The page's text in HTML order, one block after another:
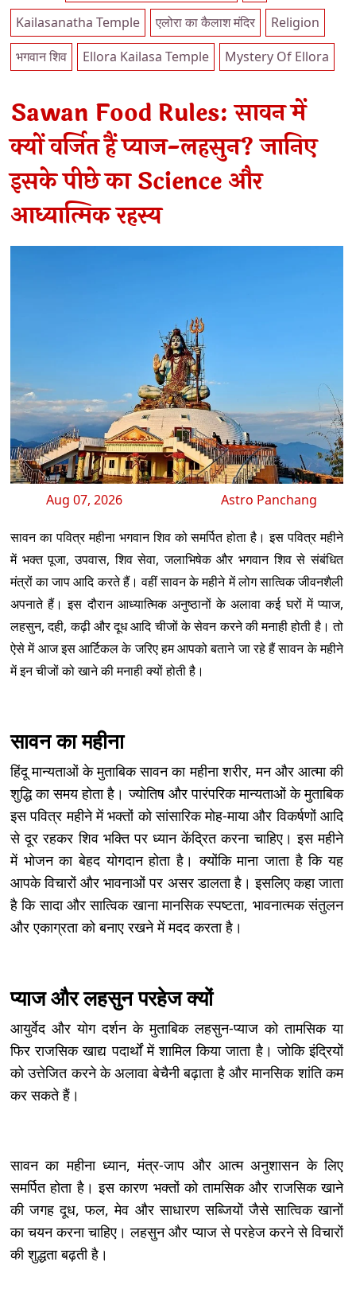
Kailasanatha Temple एलोरा का कैलाश मंदिर
Religion
भगवान शिव
Ellora Kailasa Temple Mystery Of Ellora
Sawan Food Rules: सावन में
क्यों वर्जित हैं प्याज-लहसुन? जानिए
इसके पीछे का Science और
आध्यात्मिक रहस्य
Aug 07, 2026 Astro Panchang
सावन का पवित्र महीना भगवान शिव को समर्पित होता है। इस पवित्र महीने
में भक्त पूजा, उपवास, शिव सेवा, जलाभिषेक और भगवान शिव से संबंधित
मंत्रों का जाप आदि करते हैं। वहीं सावन के महीने में लोग सात्विक जीवनशैली
अपनाते हैं। इस दौरान आध्यात्मिक अनुष्ठानों के अलावा कई घरों में प्याज,
लहसुन, दही, कढ़ी और दूध आदि चीजों के सेवन करने की मनाही होती है। तो
ऐसे में आज इस आर्टिकल के जरिए हम आपको बताने जा रहे हैं सावन के महीने
में इन चीजों को खाने की मनाही क्यों होती है।
सावन का महीना
हिंदू मान्यताओं के मुताबिक सावन का महीना शरीर, मन और आत्मा की
शुद्धि का समय होता है। ज्योतिष और पारंपरिक मान्यताओं के मुताबिक
इस पवित्र महीने में भक्तों को सांसारिक मोह-माया और विकर्षणों आदि
से दूर रहकर शिव भक्ति पर ध्यान केंद्रित करना चाहिए। इस महीने
में भोजन का बेहद योगदान होता है। क्योंकि माना जाता है कि यह
आपके विचारों और भावनाओं पर असर डालता है। इसलिए कहा जाता
है कि सादा और सात्विक खाना मानसिक स्पष्टता, भावनात्मक संतुलन
और एकाग्रता को बनाए रखने में मदद करता है।
प्याज और लहसुन परहेज क्यों
आयुर्वेद और योग दर्शन के मुताबिक लहसुन-प्याज को तामसिक या
फिर राजसिक खाद्य पदार्थों में शामिल किया जाता है। जोकि इंद्रियों
को उत्तेजित करने के अलावा बेचैनी बढ़ाता है और मानसिक शांति कम
कर सकते हैं।
सावन का महीना ध्यान, मंत्र-जाप और आत्म अनुशासन के लिए
समर्पित होता है। इस कारण भक्तों को तामसिक और राजसिक खाने
की जगह दूध, फल, मेव और साधारण सब्जियों जैसे सात्विक खानों
का चयन करना चाहिए। लहसुन और प्याज से परहेज करने से विचारों
की शुद्धता बढ़ती है।